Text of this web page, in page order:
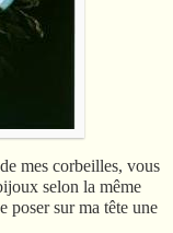
mes corbeilles, vous
selon la même
poser sur ma tête une